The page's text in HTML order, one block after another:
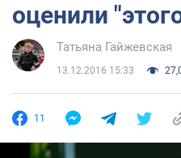
оценили
Татьяна Гайжевская
13.12.2016 15:33
11